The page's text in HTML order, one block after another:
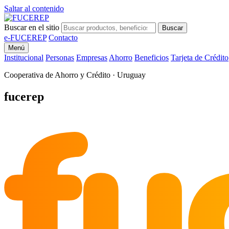
Saltar al contenido
Buscar en el sitio Buscar
e-FUCEREP Contacto
Menú
Institucional Personas Empresas Ahorro Beneficios Tarjeta de Crédito
Cooperativa de Ahorro y Crédito · Uruguay
fucerep